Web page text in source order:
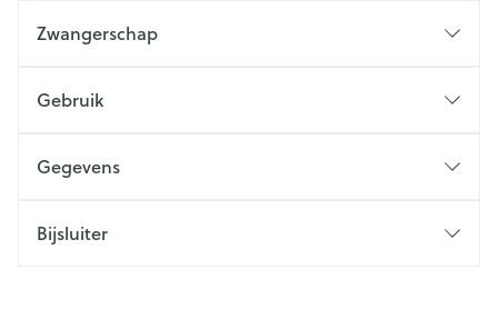
Zwangerschap
Gebruik
Gegevens
Bijsluiter